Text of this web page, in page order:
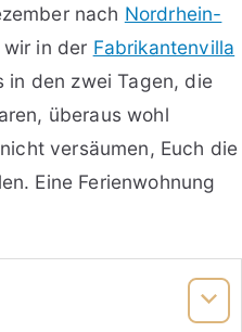
nach Nordrhein-
in der Fabrikantenvilla
in den zwei Tagen, die
überaus wohl
versäumen, Euch die
Eine Ferienwohnung